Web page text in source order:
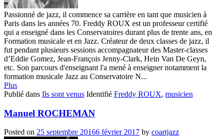
Passionné de jazz, il commence sa carrière en tant que musicien à
Paris dans les années 70. Freddy ROUX est un professeur certifié
qui a enseigné dans les Conservatoires durant plus de trente ans, en
Formation musicale et en Jazz. Créateur de deux classes de jazz, il
fut pendant plusieurs sessions accompagnateur des Master-classes
d’Eddie Gomez, Jean-François Jenny-Clark, Hein Van De Geyn,
etc. Son parcours d'enseignant l'a mené à enseigner notamment la
formation musicale Jazz au Conservatoire N...
Plus
Publié dans Ils sont venus Identifié Freddy ROUX, musicien
Manuel ROCHEMAN
Posted on 25 septembre 20166 février 2017 by coartjazz